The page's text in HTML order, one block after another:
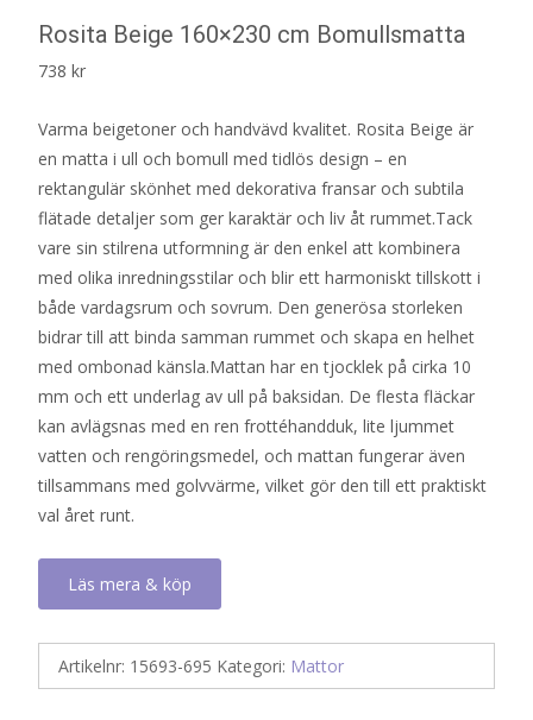
Rosita Beige 160×230 cm Bomullsmatta
738 kr
Varma beigetoner och handvävd kvalitet. Rosita Beige är
en matta i ull och bomull med tidlös design – en
rektangulär skönhet med dekorativa fransar och subtila
flätade detaljer som ger karaktär och liv åt rummet.Tack
vare sin stilrena utformning är den enkel att kombinera
med olika inredningsstilar och blir ett harmoniskt tillskott i
både vardagsrum och sovrum. Den generösa storleken
bidrar till att binda samman rummet och skapa en helhet
med ombonad känsla.Mattan har en tjocklek på cirka 10
mm och ett underlag av ull på baksidan. De flesta fläckar
kan avlägsnas med en ren frottéhandduk, lite ljummet
vatten och rengöringsmedel, och mattan fungerar även
tillsammans med golvvärme, vilket gör den till ett praktiskt
val året runt.
Läs mera & köp
Artikelnr: 15693-695 Kategori: Mattor